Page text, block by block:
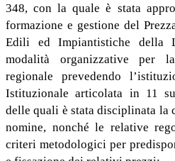
348, con la quale è stata
formazione e gestione del
Edili ed Impiantistiche della
modalità organizzative per
regionale prevedendo
Istituzionale articolata in 11
delle quali è stata disciplinata la
nomine, nonché le relative
criteri metodologici per